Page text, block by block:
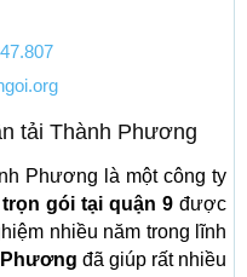
tải Thành Phương
Phương là một công ty
gói tại quận 9 được
nhiều năm trong lĩnh
đã giúp rất nhiều